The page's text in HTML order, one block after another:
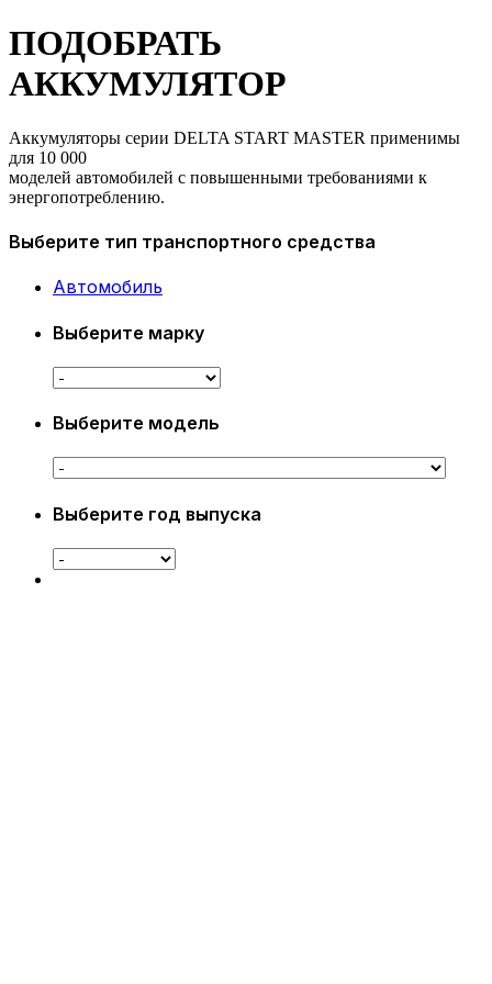
ПОДОБРАТЬ
АККУМУЛЯТОР
Аккумуляторы серии DELTA START MASTER применимы
для 10 000
моделей автомобилей с повышенными требованиями к
энергопотреблению.
Выберите тип транспортного средства
Автомобиль
Выберите марку
Выберите модель
Выберите год выпуска